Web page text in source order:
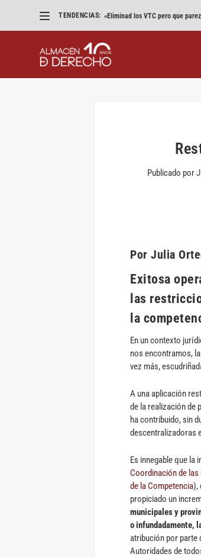
TENDENCIAS: «Eliminad los VTC pero que
Publicado por
Por Julia
Exitosa
las
la
En un contexto
nos encontramos,
vez más,
A una aplicación
de la realización de
ha contribuido, sin
descentralizadoras
Es innegable que la
Coordinación de
de la Competencia),
propiciado un
municipales y
o infundadamente,
atribución por parte
Autoridades de